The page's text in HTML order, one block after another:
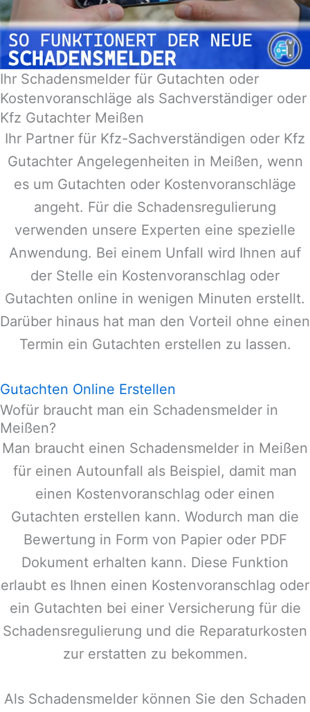
Ihr Schadensmelder für Gutachten oder
Kostenvoranschläge als Sachverständiger oder
Kfz Gutachter Meißen
Ihr Partner für Kfz-Sachverständigen oder Kfz
Gutachter Angelegenheiten in Meißen, wenn
es um Gutachten oder Kostenvoranschläge
angeht. Für die Schadensregulierung
verwenden unsere Experten eine spezielle
Anwendung. Bei einem Unfall wird Ihnen auf
der Stelle ein Kostenvoranschlag oder
Gutachten online in wenigen Minuten erstellt.
Darüber hinaus hat man den Vorteil ohne einen
Termin ein Gutachten erstellen zu lassen.
Gutachten Online Erstellen
Wofür braucht man ein Schadensmelder in
Meißen?
Man braucht einen Schadensmelder in Meißen
für einen Autounfall als Beispiel, damit man
einen Kostenvoranschlag oder einen
Gutachten erstellen kann. Wodurch man die
Bewertung in Form von Papier oder PDF
Dokument erhalten kann. Diese Funktion
erlaubt es Ihnen einen Kostenvoranschlag oder
ein Gutachten bei einer Versicherung für die
Schadensregulierung und die Reparaturkosten
zur erstatten zu bekommen.
Als Schadensmelder können Sie den Schaden